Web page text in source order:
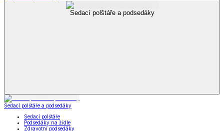
Sedací polštáře a podsedáky
Sedací polštáře a podsedáky
Sedací polštáře
Podsedáky na židle
Zdravotní podsedáky